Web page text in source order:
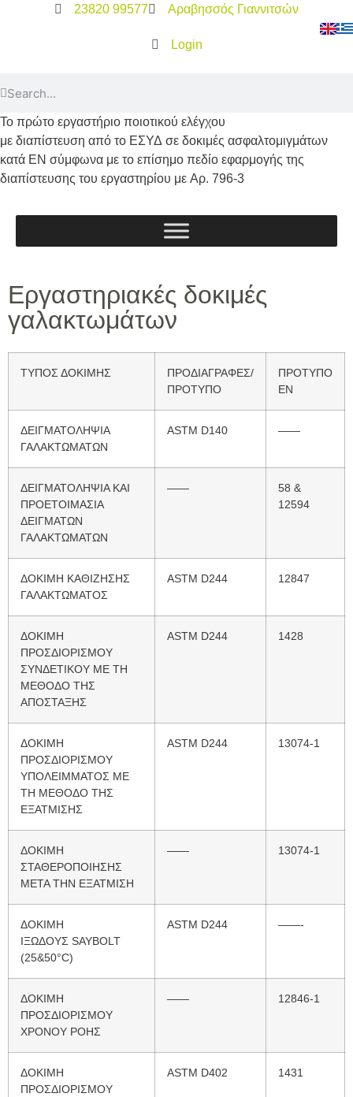
23820 99577 Αραβησσός Γιαννιτσών
Login
Το πρώτο εργαστήριο ποιοτικού ελέγχου
με διαπίστευση από το ΕΣΥΔ σε δοκιμές ασφαλτομιγμάτων
κατά ΕΝ σύμφωνα με το επίσημο πεδίο εφαρμογής της
διαπίστευσης του εργαστηρίου με Αρ. 796-3
Εργαστηριακές δοκιμές
γαλακτωμάτων
ΤΥΠΟΣ ΔΟΚΙΜΗΣ
ΠΡΟΔΙΑΓΡΑΦΕΣ/
ΠΡΟΤΥΠΟ
ΠΡΟΤΥΠΟ
ΕΝ
ΔΕΙΓΜΑΤΟΛΗΨΙΑ
ΓΑΛΑΚΤΩΜΑΤΩΝ
ASTM D140 ——
ΔΕΙΓΜΑΤΟΛΗΨΙΑ ΚΑΙ
ΠΡΟΕΤΟΙΜΑΣΙΑ
ΔΕΙΓΜΑΤΩΝ
ΓΑΛΑΚΤΩΜΑΤΩΝ
——
58 &
12594
ΔΟΚΙΜΗ ΚΑΘΙΖΗΣΗΣ
ΓΑΛΑΚΤΩΜΑΤΟΣ
ASTM D244 12847
ΔΟΚΙΜΗ
ΠΡΟΣΔΙΟΡΙΣΜΟΥ
ΣΥΝΔΕΤΙΚΟΥ ΜΕ ΤΗ
ΜΕΘΟΔΟ ΤΗΣ
ΑΠΟΣΤΑΞΗΣ
ASTM D244 1428
ΔΟΚΙΜΗ
ΠΡΟΣΔΙΟΡΙΣΜΟΥ
ΥΠΟΛΕΙΜΜΑΤΟΣ ΜΕ
ΤΗ ΜΕΘΟΔΟ ΤΗΣ
ΕΞΑΤΜΙΣΗΣ
ASTM D244 13074-1
ΔΟΚΙΜΗ
ΣΤΑΘΕΡΟΠΟΙΗΣΗΣ
ΜΕΤΑ ΤΗΝ ΕΞΑΤΜΙΣΗ
—— 13074-1
ΔΟΚΙΜΗ
ΙΞΩΔΟΥΣ SAYBOLT
(25&50°C)
ASTM D244 ——-
ΔΟΚΙΜΗ
ΠΡΟΣΔΙΟΡΙΣΜΟΥ
ΧΡΟΝΟΥ ΡΟΗΣ
—— 12846-1
ΔΟΚΙΜΗ
ΠΡΟΣΔΙΟΡΙΣΜΟΥ
ASTM D402 1431